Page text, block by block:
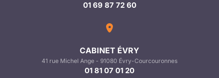
01 69 87 72 60
CABINET ÉVRY
41 rue Michel Ange - 91080 Évry-Courcouronnes
01 81 07 01 20